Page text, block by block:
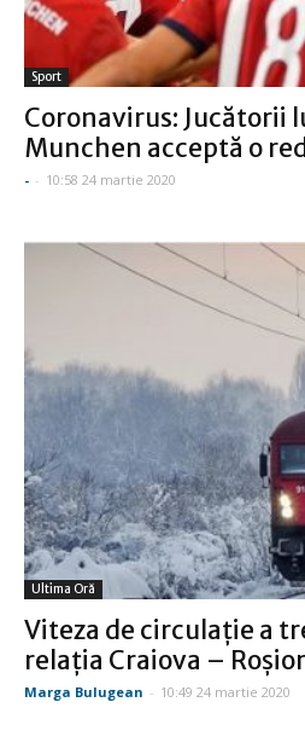
Sport
Coronavirus: Jucătorii
Munchen acceptă o
- - 10:58 24 martie 2020
Ultima Oră
Viteza de circulaţie a
relaţia Craiova –
Marga Bulugean - 10:49 24 martie 2020